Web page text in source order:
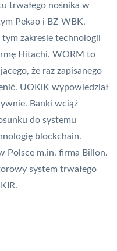
trwałego nośnika w
Pekao i BZ WBK,
zakresie technologii
Hitachi. WORM to
że raz zapisanego
UOKiK wypowiedział
Banki wciąż
do systemu
blockchain.
Polsce m.in. firma Billon.
system trwałego
KIR.